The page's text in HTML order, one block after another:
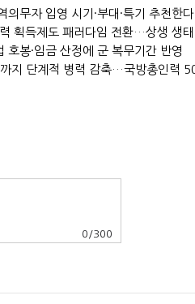
의무자 입영 시기·부대·특기 추천한다
호봉·임금 산정에 군 복무기간 반영
0 /300